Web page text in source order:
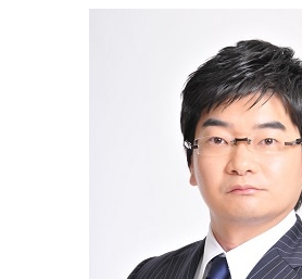
刑事事件 裁判 種類
刑事事件 示談書 書き方
刑事事件 確定証明
刑事事件 被害者 流れ
交通事故 弁護士 デメリット
交通事故 同乗者 家族
交通事故 後遺障害
交通事故 労災 自賠責
交通事故 物件事故
我孫子市 法律問題
遺産分割 成年後見人
遺産分割 生前 合意
任意整理 債権者 連絡
遺産分割 生前贈与
自己破産とは 会社